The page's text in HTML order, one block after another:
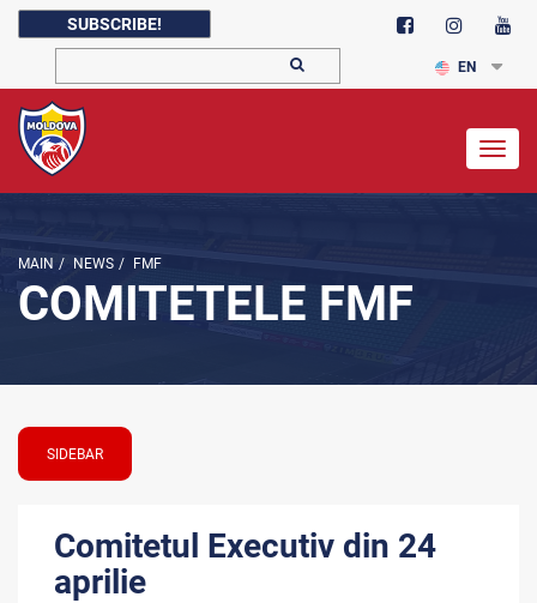
SUBSCRIBE!
EN
MAIN / NEWS / FMF
COMITETELE FMF
SIDEBAR
Comitetul Executiv din 24
aprilie